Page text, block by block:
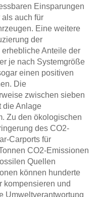
Einsparungen
auch für
Eine weitere
der
Anteile der
je nach Systemgröße
einen positiven
Die
zwischen sieben
die Anlage
Zu den ökologischen
des CO2-
Carports für
CO2-Emissionen
Quellen
können hunderte
kompensieren und
Umweltverantwortung